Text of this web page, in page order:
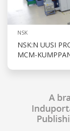
NSK
NSK:N UUSI
MCM-